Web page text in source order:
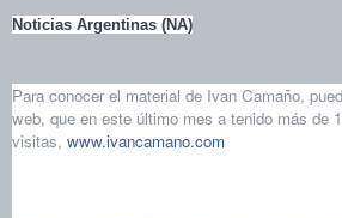
Noticias Argentinas (NA)
Para conocer el material de Ivan Camaño,
web, que en este último mes a tenido más de
visitas, www.ivancamano.com